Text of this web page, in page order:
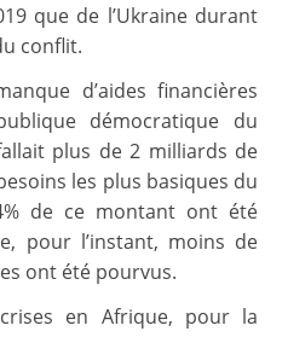
que de l’Ukraine durant
conflit.
d’aides financières
démocratique du
plus de 2 milliards de
les plus basiques du
de ce montant ont été
pour l’instant, moins de
ont été pourvus.
en Afrique, pour la